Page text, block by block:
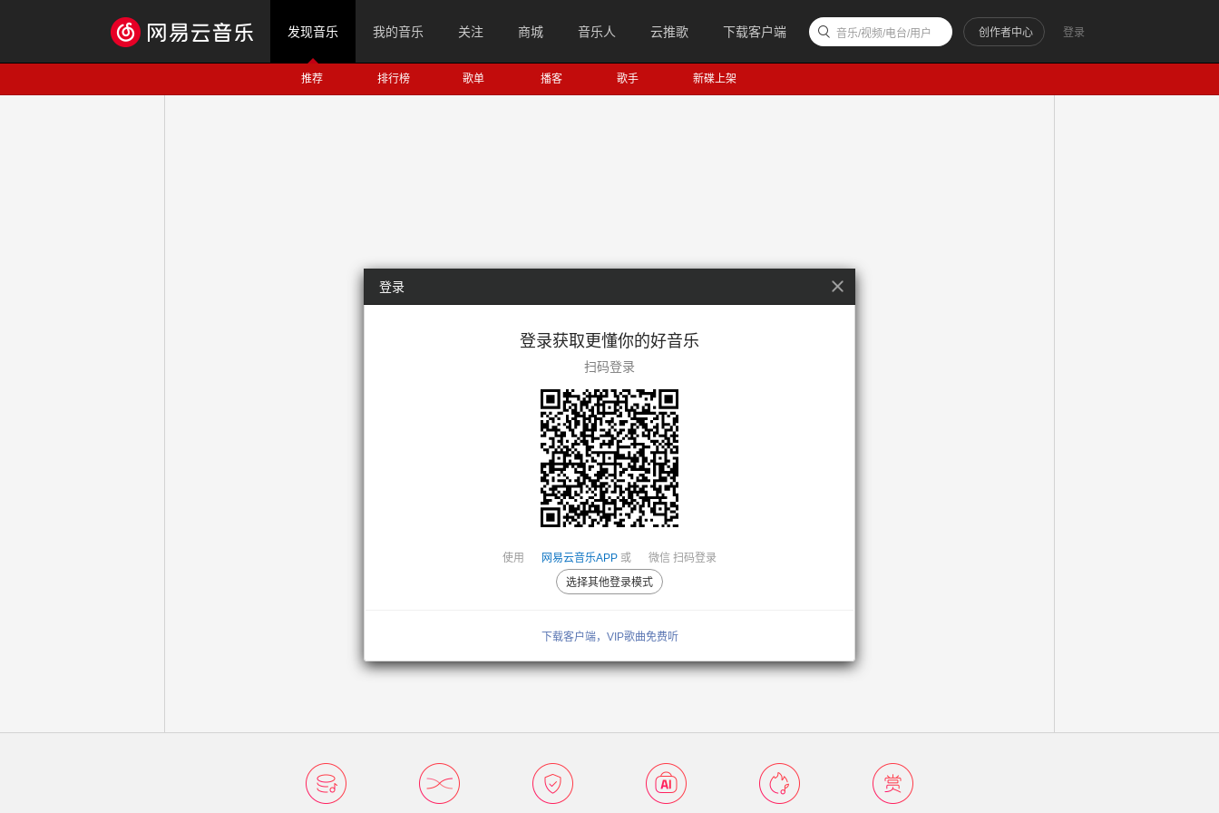
发现音乐 我的音乐 关注 商城 音乐人 云推歌 下载客户端 登录
创作者中心
音乐/视频/电台/用户
推荐 排行榜 歌单 播客 歌手 新碟上架
登录
登录获取更懂你的好音乐
扫码登录
使用 网易云音乐APP 或 微信 扫码登录
选择其他登录模式
下载客户端，VIP歌曲免费听